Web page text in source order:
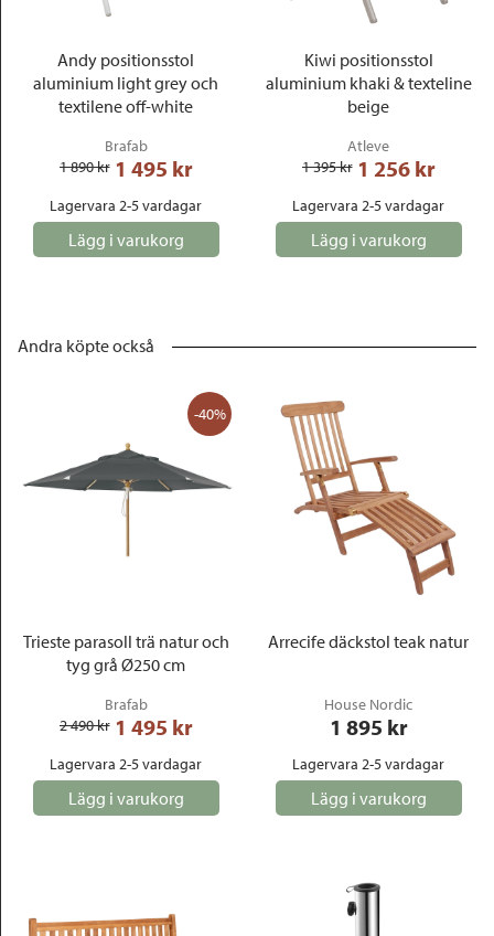
Andy positionsstol
aluminium light grey och
textilene off-white
Brafab
1 890 kr 1 495 kr
Lagervara 2-5 vardagar
Lägg i varukorg
Kiwi positionsstol
aluminium khaki & texteline
beige
Atleve
1 395 kr 1 256 kr
Lagervara 2-5 vardagar
Lägg i varukorg
Andra köpte också
-40%
Trieste parasoll trä natur och
tyg grå Ø250 cm
Brafab
2 490 kr 1 495 kr
Lagervara 2-5 vardagar
Lägg i varukorg
Arrecife däckstol teak natur
House Nordic
1 895 kr
Lagervara 2-5 vardagar
Lägg i varukorg